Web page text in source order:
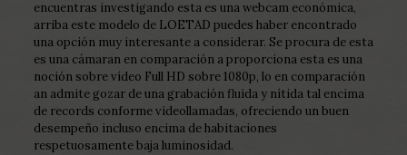
encuentras investigando esta es una webcam económica,
arriba este modelo de LOETAD puedes haber encontrado
una opción muy interesante a considerar. Se procura de esta
es una cámaran en comparación a proporciona esta es una
noción sobre vídeo Full HD sobre 1080p, lo en comparación
an admite gozar de una grabación fluida y nítida tal encima
de records conforme videollamadas, ofreciendo un buen
desempeño incluso encima de habitaciones
respetuosamente baja luminosidad.